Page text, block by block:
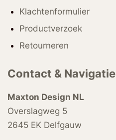
Klachtenformulier
Productverzoek
Retourneren
Contact & Navigatie
Maxton Design NL
Overslagweg 5
2645 EK Delfgauw